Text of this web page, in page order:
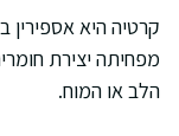
קרטיה היא אספירין
מפחיתה יצירת
הלב או המוח.